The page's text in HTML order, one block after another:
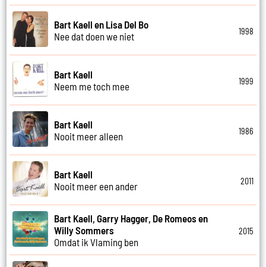
Bart Kaell en Lisa Del Bo
Nee dat doen we niet
1998
Bart Kaell
Neem me toch mee
1999
Bart Kaell
Nooit meer alleen
1986
Bart Kaell
Nooit meer een ander
2011
Bart Kaell, Garry Hagger, De Romeos en
Willy Sommers
Omdat ik Vlaming ben
2015